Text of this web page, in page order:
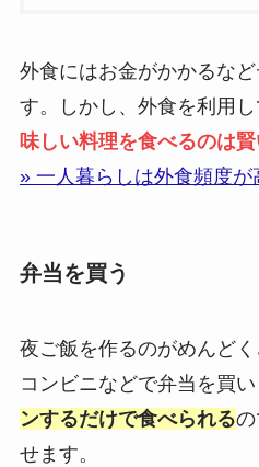
外食にはお金がかかるな
す。しかし、外食を利用し
味しい料理を食べるのは
» 一人暮らしは外食頻度が
弁当を買う
夜ご飯を作るのがめんど
コンビニなどで弁当を買い
ンするだけで食べられる
せます。